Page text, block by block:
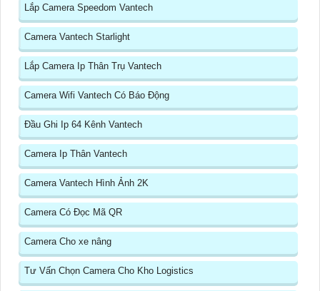
Lắp Camera Speedom Vantech
Camera Vantech Starlight
Lắp Camera Ip Thân Trụ Vantech
Camera Wifi Vantech Có Báo Động
Đầu Ghi Ip 64 Kênh Vantech
Camera Ip Thân Vantech
Camera Vantech Hình Ảnh 2K
Camera Có Đọc Mã QR
Camera Cho xe nâng
Tư Vấn Chọn Camera Cho Kho Logistics